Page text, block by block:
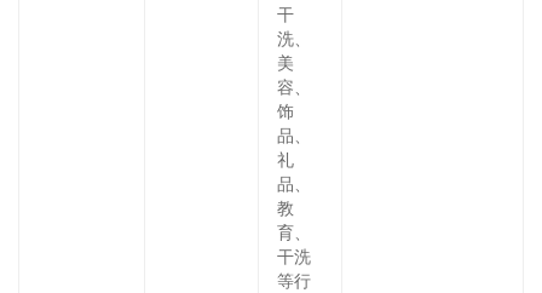
干
洗、
美
容、
饰
品、
礼
品、
教
育、
干洗
等行